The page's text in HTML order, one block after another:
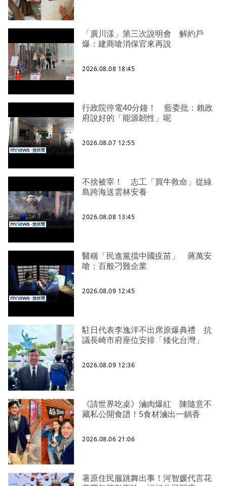
「廣川漾」第三次說明會 解約戶
爆：建商嗆消保官來再說
2026.08.08 18:45
行政院停電40分鐘！ 藍委批：賴政
府說好的「能源韌性」呢
2026.08.07 12:55
不捨被宰！ 志工「買牛救命」從綠
島跨海送雲林安養
2026.08.08 13:45
醫稱「民進黨擋中國疫苗」 蔣萬安
嗆：百般刁難企業
2026.08.09 12:45
駐日代表李逸洋不出席原爆典禮 抗
議長崎市府座位安排「矮化台灣」
2026.08.09 12:36
《請世界吃桌》滷肉爆紅 陳隨意不
藏私公開食譜！5食材滷出一鍋香
2026.08.06 21:06
著原住民服跳舞出事！河智媛代言花